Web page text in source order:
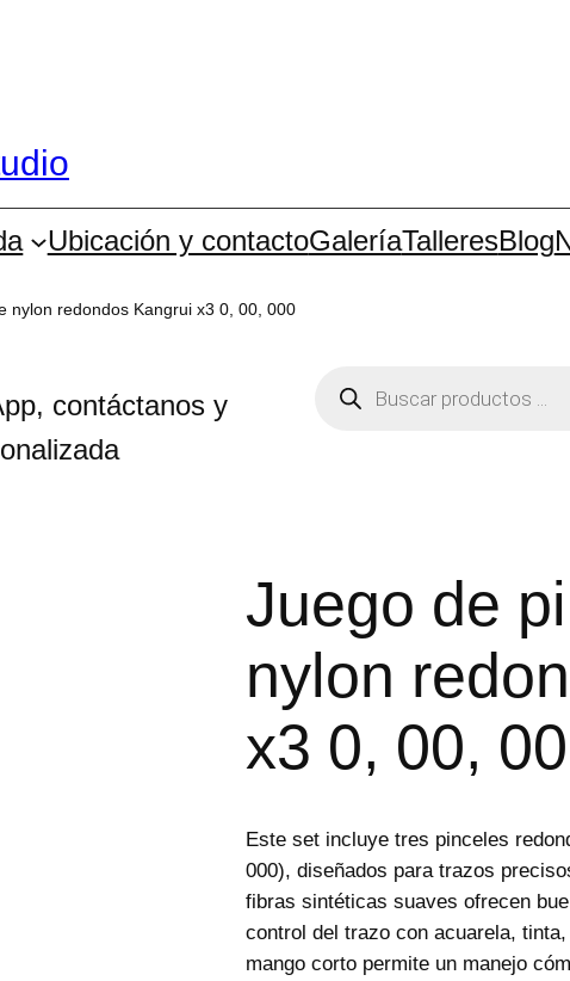
Ubicación y contactoGaleríaTalleresBlog
nylon redondos Kangrui x3 0, 00, 000
contáctanos y
o
d
o
Juego de
nylon
x3 0, 00,
Este set incluye tres pinceles
000), diseñados para trazos
fibras sintéticas suaves ofrecen
control del trazo con acuarela,
mango corto permite un manejo